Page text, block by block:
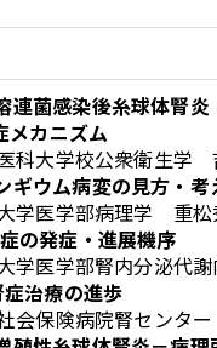
連菌感染後糸球体腎炎
メカニズム
科大学校公衆衛生学
ギウム病変の見方・考
学医学部病理学 重松
の発症・進展機序
学医学部腎内分泌代
治療の進歩
会保険病院腎セン